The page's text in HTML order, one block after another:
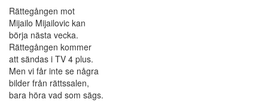
Rättegången mot
Mijailo Mijailovic kan
börja nästa vecka.
Rättegången kommer
att sändas i TV 4 plus.
Men vi får inte se några
bilder från rättssalen,
bara höra vad som sägs.